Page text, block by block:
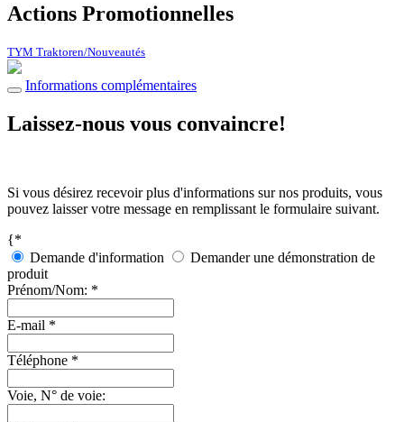
Actions Promotionnelles
TYM Traktoren/Nouveautés
Informations complémentaires
Laissez-nous vous convaincre!
Si vous désirez recevoir plus d'informations sur nos produits, vous
pouvez laisser votre message en remplissant le formulaire suivant.
{*
Demande d'information
Demander une démonstration de
produit
Prénom/Nom: *
E-mail *
Téléphone *
Voie, N° de voie: